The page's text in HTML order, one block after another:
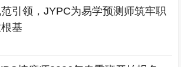
引领，JYPC为易学预测师筑牢职
基